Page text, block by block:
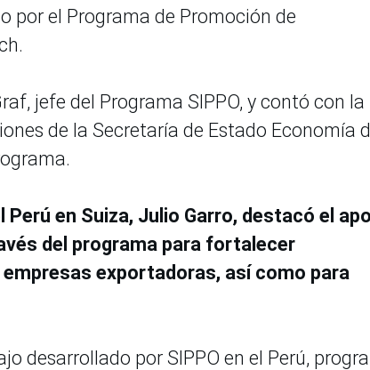
por el Programa de Promoción de
jefe del Programa SIPPO, y contó con la
de la Secretaría de Estado Economía
en Suiza, Julio Garro, destacó el
del programa para fortalecer
exportadoras, así como para
desarrollado por SIPPO en el Perú,